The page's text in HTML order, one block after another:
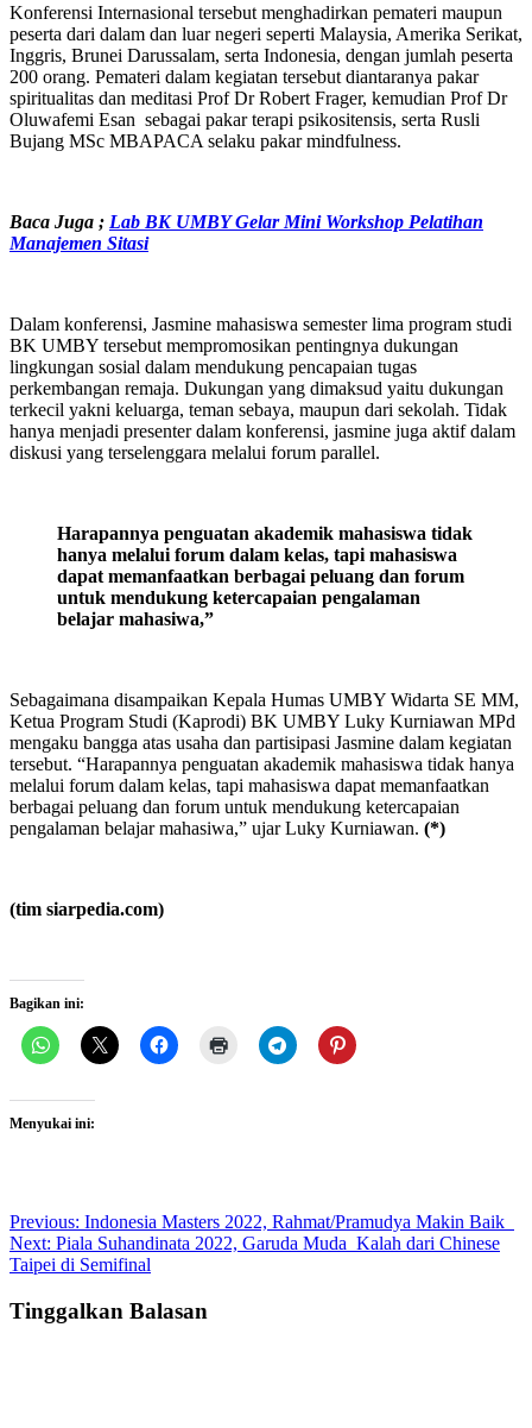
Konferensi Internasional tersebut menghadirkan pemateri maupun
peserta dari dalam dan luar negeri seperti Malaysia, Amerika Serikat,
Inggris, Brunei Darussalam, serta Indonesia, dengan jumlah peserta
200 orang. Pemateri dalam kegiatan tersebut diantaranya pakar
spiritualitas dan meditasi Prof Dr Robert Frager, kemudian Prof Dr
Oluwafemi Esan sebagai pakar terapi psikositensis, serta Rusli
Bujang MSc MBAPACA selaku pakar mindfulness.
Baca Juga ; Lab BK UMBY Gelar Mini Workshop Pelatihan
Manajemen Sitasi
Dalam konferensi, Jasmine mahasiswa semester lima program studi
BK UMBY tersebut mempromosikan pentingnya dukungan
lingkungan sosial dalam mendukung pencapaian tugas
perkembangan remaja. Dukungan yang dimaksud yaitu dukungan
terkecil yakni keluarga, teman sebaya, maupun dari sekolah. Tidak
hanya menjadi presenter dalam konferensi, jasmine juga aktif dalam
diskusi yang terselenggara melalui forum parallel.
Harapannya penguatan akademik mahasiswa tidak
hanya melalui forum dalam kelas, tapi mahasiswa
dapat memanfaatkan berbagai peluang dan forum
untuk mendukung ketercapaian pengalaman
belajar mahasiwa,”
Sebagaimana disampaikan Kepala Humas UMBY Widarta SE MM,
Ketua Program Studi (Kaprodi) BK UMBY Luky Kurniawan MPd
mengaku bangga atas usaha dan partisipasi Jasmine dalam kegiatan
tersebut. “Harapannya penguatan akademik mahasiswa tidak hanya
melalui forum dalam kelas, tapi mahasiswa dapat memanfaatkan
berbagai peluang dan forum untuk mendukung ketercapaian
pengalaman belajar mahasiwa,” ujar Luky Kurniawan. (*)
(tim siarpedia.com)
Bagikan ini:
Menyukai ini:
Post
navigation
Previous: Indonesia Masters 2022, Rahmat/Pramudya Makin Baik
Next: Piala Suhandinata 2022, Garuda Muda Kalah dari Chinese
Taipei di Semifinal
Tinggalkan Balasan